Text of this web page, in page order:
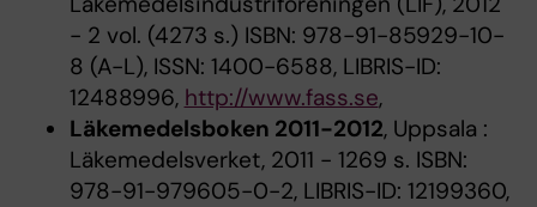
- 2 vol. (4273 s.) ISBN: 978-91-85929-10-
8 (A-L), ISSN: 1400-6588, LIBRIS-ID:
12488996, http://www.fass.se,
Läkemedelsboken 2011-2012, Uppsala :
Läkemedelsverket, 2011 - 1269 s. ISBN:
978-91-979605-0-2, LIBRIS-ID: 12199360,